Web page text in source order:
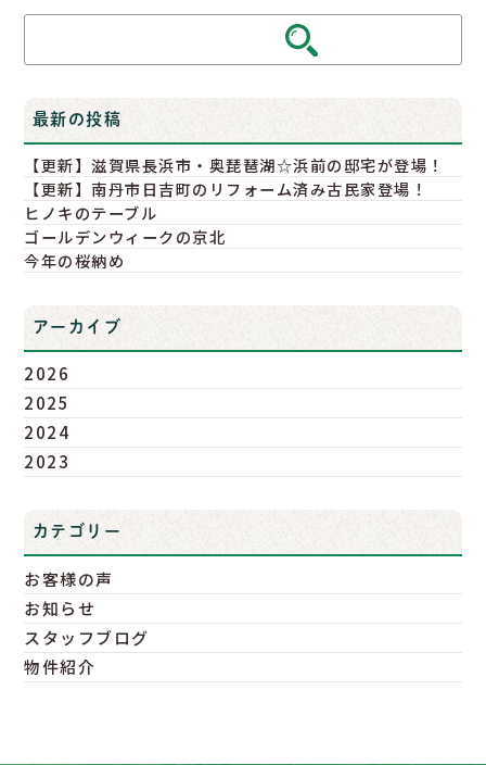
最新の投稿
【更新】滋賀県長浜市・奥琵琶湖☆浜前の邸宅が登場！
【更新】南丹市日吉町のリフォーム済み古民家登場！
ヒノキのテーブル
ゴールデンウィークの京北
今年の桜納め
アーカイブ
2026
2025
2024
2023
カテゴリー
お客様の声
お知らせ
スタッフブログ
物件紹介